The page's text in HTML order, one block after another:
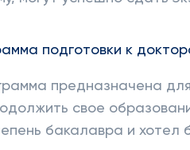
подготовки к
предназначена
свое
бакалавра и хотел